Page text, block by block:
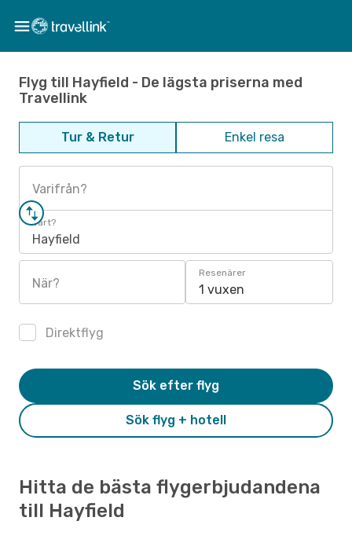
Flyg till Hayfield - De lägsta priserna med
Travellink
Tur & Retur Enkel resa
Varifrån?
Vart?
Hayfield
När?
Resenärer
1 vuxen
Direktflyg
Sök flyg + hotell
Sök efter flyg
Hitta de bästa flygerbjudandena
till Hayfield